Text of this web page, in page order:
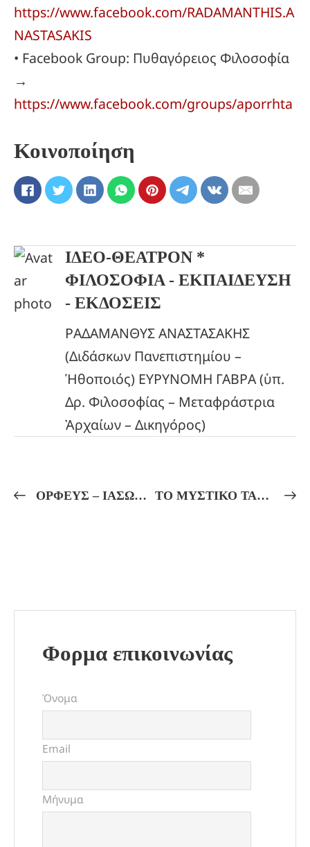
https://www.facebook.com/RADAMANTHIS.A
NASTASAKIS
• Facebook Group: Πυθαγόρειος Φιλοσοφία
→
https://www.facebook.com/groups/aporrhta
Κοινοποίηση
ΙΔΕΟ-ΘΕΑΤΡΟΝ *
ΦΙΛΟΣΟΦΙΑ - ΕΚΠΑΙΔΕΥΣΗ
- ΕΚΔΟΣΕΙΣ
ΡΑΔΑΜΑΝΘΥΣ ΑΝΑΣΤΑΣΑΚΗΣ
(Διδάσκων Πανεπιστημίου –
Ἡθοποιός) ΕΥΡΥΝΟΜΗ ΓΑΒΡΑ (ὑπ.
Δρ. Φιλοσοφίας – Μεταφράστρια
Ἀρχαίων – Δικηγόρος)
ΟΡΦΕΥΣ – ΙΑΣΩΝ – ΘΗΣΕΥΣ – ΠΥΘΑΓΟΡΑΣ – ΣΩΚΡΑΤΗΣ – ΑΠΟΛΛΩΝΙΟΣ ΤΥΑΝΕΥΣ! ΚΑΙ Ο ΧΡΙΣΤΟΣ … ΕΙΝΑΙ ΑΡΓΟΝΑΥΤΗΣ! ΤΟ ΜΥΣΤΙΚΟ ΤΑΞΙΔΙ ΤΗΣ ΨΥΧΗΣ ΣΤΟΥΣ ΕΠΤΑ ΟΥΡΑΝΟΥΣ!
Φορμα επικοινωνίας
Όνομα
Email
Μήνυμα